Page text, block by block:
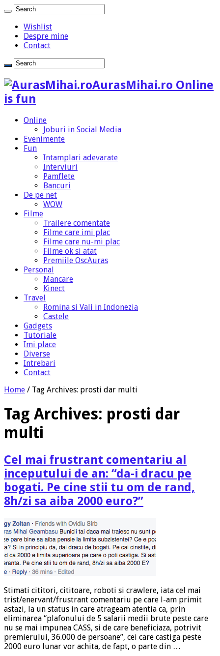
Wishlist
Despre mine
Contact
AurasMihai.ro Online
is fun
Online
Joburi in Social Media
Evenimente
Fun
Intamplari adevarate
Interviuri
Pamflete
Bancuri
De pe net
WOW
Filme
Trailere comentate
Filme care imi plac
Filme care nu-mi plac
Filme ok si atat
Premiile OscAuras
Personal
Mancare
Kinect
Travel
Romina si Vali in Indonezia
Castele
Gadgets
Tutoriale
Imi place
Diverse
Intrebari
Contact
Home / Tag Archives: prosti dar multi
Tag Archives: prosti dar
multi
Cel mai frustrant comentariu al
inceputului de an: “da-i dracu pe
bogati. Pe cine stii tu om de rand,
8h/zi sa aiba 2000 euro?”
Stimati cititori, cititoare, roboti si crawlere, iata cel mai
trist/enervant/frustrant comentariu pe care l-am primit
astazi, la un status in care atrageam atentia ca, prin
eliminarea “plafonului de 5 salarii medii brute peste care
nu se mai impunea CASS, si de care beneficiaza, potrivit
premierului, 36.000 de persoane”, cei care castiga peste
2000 euro lunar vor achita, de fapt, o parte din …